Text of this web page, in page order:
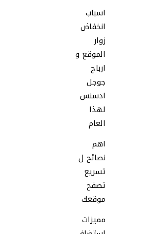
اسباب
انخفاض
زوار
الموقع و
ارباح
جوجل
ادسنس
لهذا
العام
اهم
نصائح ل
تسريع
تصفح
موقعك
مميزات